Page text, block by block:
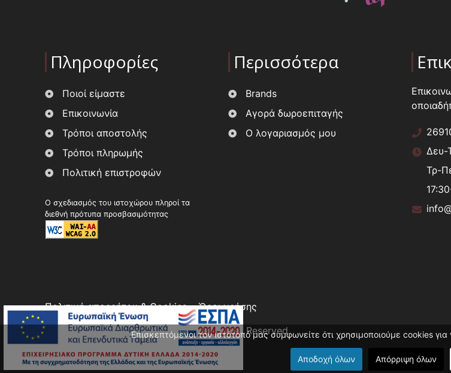
Πληροφορίες
Ποιοί είμαστε
Επικοινωνία
Τρόποι αποστολής
Τρόποι πληρωμής
Πολιτική επιστροφών
Ο σχεδιασμός του ιστοχώρου πληροί τα
διεθνή πρότυπα προσβασιμότητας
Περισσότερα
Brands
Αγορά δωροεπιταγής
Ο λογαριασμός μου
Δευ-
Τρ-
Πολιτική απορρήτου & Cookies
Όροι χρήσης
Copyright 2026, Στοά Αρώματος. All Rights Reserved
Επισκεπτόμενοι τον ιστότοπό μας συμφωνείτε ότι χρησιμοποιούμε cookies
Αποδοχή όλων Απόρριψη όλων